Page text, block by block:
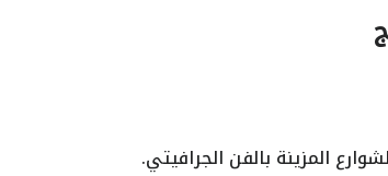
المزينة بالفن الجرافيتي.